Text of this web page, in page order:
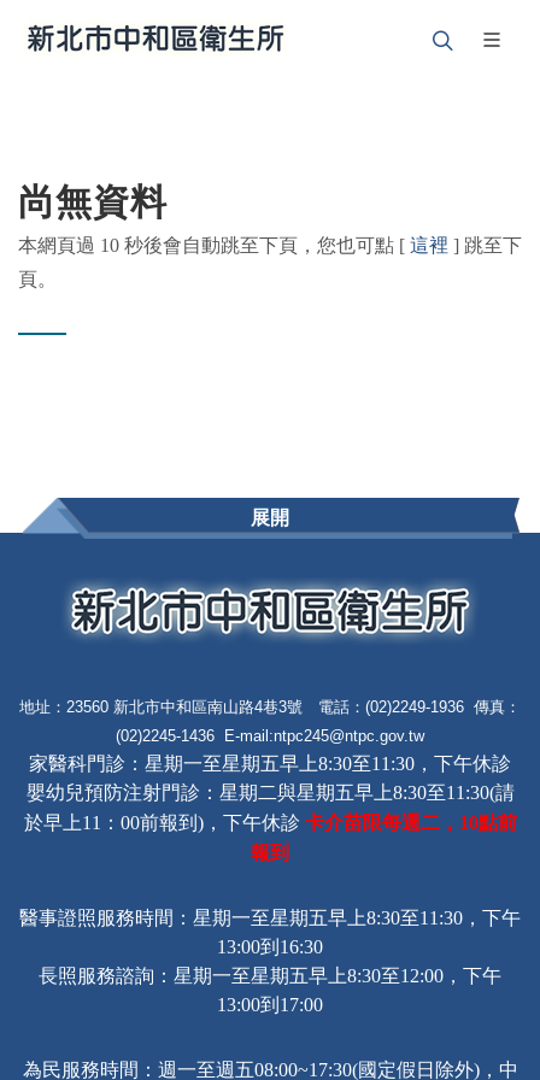
尚無資料
本網頁過 10 秒後會自動跳至下頁，您也可點 [ 這裡 ] 跳至下
頁。
展開
地址：23560 新北市中和區南山路4巷3號 電話：(02)2249-1936 傳真：
(02)2245-1436 E-mail:ntpc245@ntpc.gov.tw
家醫科門診：星期一至星期五早上8:30至11:30，下午休診
嬰幼兒預防注射門診：星期二與星期五早上8:30至11:30(請
於早上11：00前報到)，下午休診 卡介苗限每週二， 10點前
報到
醫事證照服務時間：星期一至星期五早上8:30至11:30，下午
13:00到16:30
長照服務諮詢 ：星期一至星期五早上8:30至12:00，下午
13:00到17:00
為民服務時間：週一至週五08:00~17:30(國定假日除外)，中